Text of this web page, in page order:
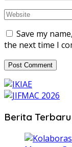
Save my
the next time I
Berita Terbaru